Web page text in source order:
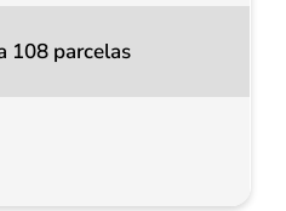
108 parcelas